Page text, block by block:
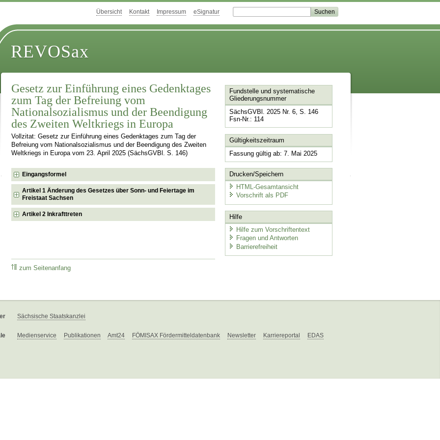
Übersicht Kontakt Impressum eSignatur
REVOSax
Gesetz zur Einführung eines Gedenktages
zum Tag der Befreiung vom
Nationalsozialismus und der Beendigung
des Zweiten Weltkriegs in Europa
Vollzitat: Gesetz zur Einführung eines Gedenktages zum Tag der
Befreiung vom Nationalsozialismus und der Beendigung des Zweiten
Weltkriegs in Europa vom 23. April 2025 (SächsGVBl. S. 146)
Eingangsformel
Artikel 1 Änderung des Gesetzes über Sonn- und Feiertage im
Freistaat Sachsen
Artikel 2 Inkrafttreten
zum Seitenanfang
Fundstelle und systematische
Gliederungsnummer
SächsGVBl. 2025 Nr. 6, S. 146
Fsn-Nr.: 114
Gültigkeitszeitraum
Fassung gültig ab: 7. Mai 2025
Drucken/Speichern
HTML-Gesamtansicht
Vorschrift als PDF
Hilfe
Hilfe zum Vorschriftentext
Fragen und Antworten
Barrierefreiheit
Sächsische Staatskanzlei
Medienservice Publikationen Amt24 FÖMISAX Fördermitteldatenbank Newsletter Karriereportal EDAS